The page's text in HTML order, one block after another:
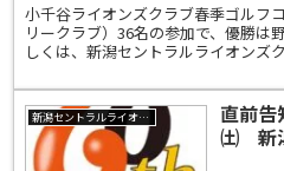
小千谷ライオンズクラブ春季ゴルフ
リークラブ）36名の参加で、優勝は
しくは、新潟セントラルライオンズ
新潟セントラルライオンズクラブ
直前告
㈯ 新